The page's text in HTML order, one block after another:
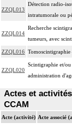
ZZQL013
Détection radio-
intratumorale ou
ZZQL014
Recherche
tumeurs, avec
ZZQL016 Tomoscintigraphie
ZZQL020
Scintigraphie et/
administration
Actes et
CCAM
Acte (activité) Acte associé